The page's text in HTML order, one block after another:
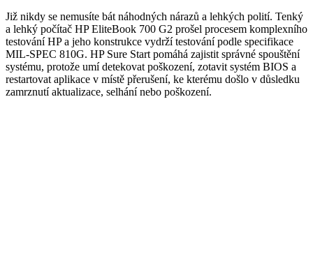
Již nikdy se nemusíte bát náhodných nárazů a lehkých polití. Tenký
a lehký počítač HP EliteBook 700 G2 prošel procesem komplexního
testování HP a jeho konstrukce vydrží testování podle specifikace
MIL-SPEC 810G. HP Sure Start pomáhá zajistit správné spouštění
systému, protože umí detekovat poškození, zotavit systém BIOS a
restartovat aplikace v místě přerušení, ke kterému došlo v důsledku
zamrznutí aktualizace, selhání nebo poškození.